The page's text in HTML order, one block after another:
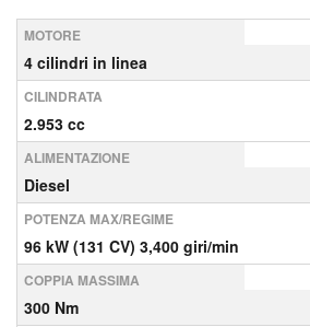
MOTORE
4 cilindri in linea
CILINDRATA
2.953 cc
ALIMENTAZIONE
Diesel
POTENZA MAX/REGIME
96 kW (131 CV) 3,400 giri/min
COPPIA MASSIMA
300 Nm